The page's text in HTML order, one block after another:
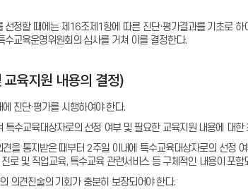
정할 때에는 제16조제1항에 따른 진단·평가결과를 기초로
수교육운영위원회의 심사를 거쳐 이를 결정한다.
육지원 내용의 결정)
진단·평가를 시행하여야 한다.
수교육대상자로의 선정 여부 및 필요한 교육지원 내용에 대
을 통지받은 때부터 2주일 이내에 특수교육대상자로의 선정
로 및 직업교육, 특수교육 관련서비스 등 구체적인 내용이 포함
의견진술의 기회가 충분히 보장되어야 한다.